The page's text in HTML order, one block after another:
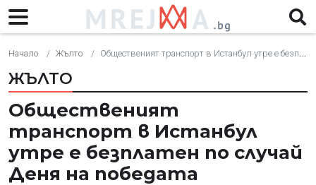
Начало Жълто Общественият транспорт в Истанбул утре е безплатен по случай Деня на победата
ЖЪЛТО
Общественият
транспорт в Истанбул
утре е безплатен по случай
Деня на победата